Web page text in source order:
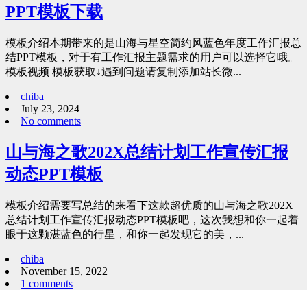
PPT模板下载
模板介绍本期带来的是山海与星空简约风蓝色年度工作汇报总
结PPT模板，对于有工作汇报主题需求的用户可以选择它哦。
模板视频 模板获取↓遇到问题请复制添加站长微...
chiba
July 23, 2024
No comments
山与海之歌202X总结计划工作宣传汇报
动态PPT模板
模板介绍需要写总结的来看下这款超优质的山与海之歌202X
总结计划工作宣传汇报动态PPT模板吧，这次我想和你一起着
眼于这颗湛蓝色的行星，和你一起发现它的美，...
chiba
November 15, 2022
1 comments